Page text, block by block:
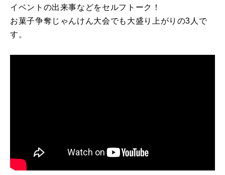
イベントの出来事などをセルフトーク！
お菓子争奪じゃんけん大会でも大盛り上がりの3人で
す。